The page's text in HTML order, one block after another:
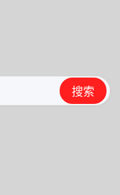
搜索
搜索